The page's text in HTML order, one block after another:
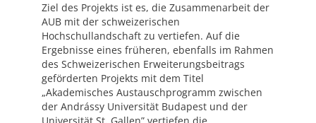
Ziel des Projekts ist es, die Zusammenarbeit der
AUB mit der schweizerischen
Hochschullandschaft zu vertiefen. Auf die
Ergebnisse eines früheren, ebenfalls im Rahmen
des Schweizerischen Erweiterungsbeitrags
geförderten Projekts mit dem Titel
„Akademisches Austauschprogramm zwischen
der Andrássy Universität Budapest und der